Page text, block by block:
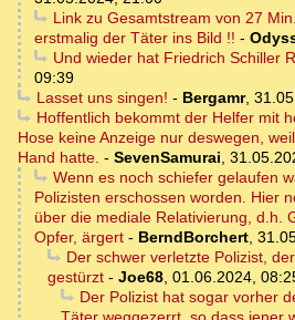
Link zu Gesamtstream von 27
erstmalig der Täter ins Bild !! -
Und wieder hat Friedrich Schiller
09:39
Lasset uns singen! - Bergamr,
Hoffentlich bekommt der Helfer mit
Hose keine Anzeige nur deswegen,
Hand hatte. - SevenSamurai,
Wenn es noch schiefer gelaufen
Polizisten erschossen worden. Hier
über die mediale Relativierung, d.h.
Opfer, ärgert - BerndBorchert,
Der schwer verletzte Polizist,
gestürzt - Joe68, 01.06.2024,
Der Polizist hat sogar vorher